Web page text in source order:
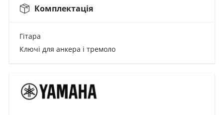
Комплектація
Гітара
Ключі для анкера і тремоло